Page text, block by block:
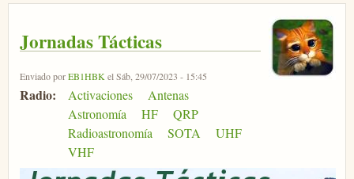
Jornadas Tácticas
Enviado porEB1HBK el Sáb, 29/07/2023 - 15:45
Radio: Activaciones
Antenas
Astronomía
HF
QRP
Radioastronomía
SOTA
UHF
VHF